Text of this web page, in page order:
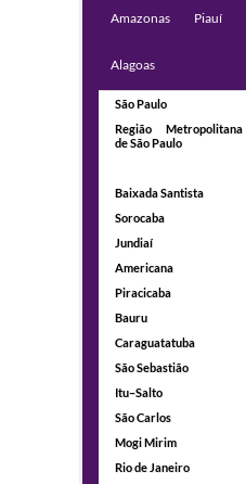
Amazonas Piauí
Alagoas
São Paulo
Região Metropolitana
de São Paulo
Baixada Santista
Sorocaba
Jundiaí
Americana
Piracicaba
Bauru
Caraguatatuba
São Sebastião
Itu–Salto
São Carlos
Mogi Mirim
Rio de Janeiro